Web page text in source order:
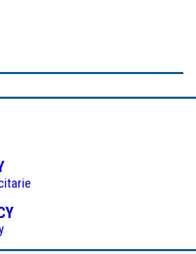
(APRE
IN
UNA
NUOVA
(APRE
UNA